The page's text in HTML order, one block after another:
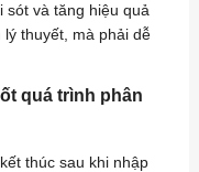
sót và tăng hiệu quả
thuyết, mà phải dễ
quá trình phân
thúc sau khi nhập